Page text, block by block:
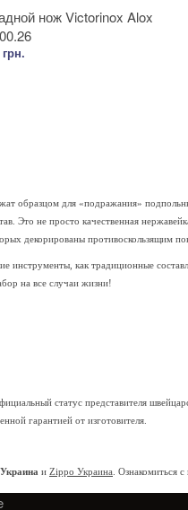
нож Victorinox Alox
образцом для «подражания»
Это не просто качественная
декорированы противоскользящим
инструменты, как традиционные
на все случаи жизни!
статус представителя
гарантией от изготовителя.
и Zippo Украина . Ознакомиться